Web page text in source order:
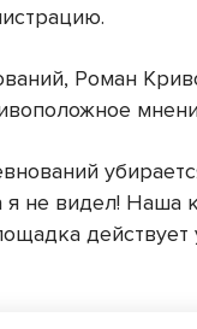
Роман
не видел! Наша